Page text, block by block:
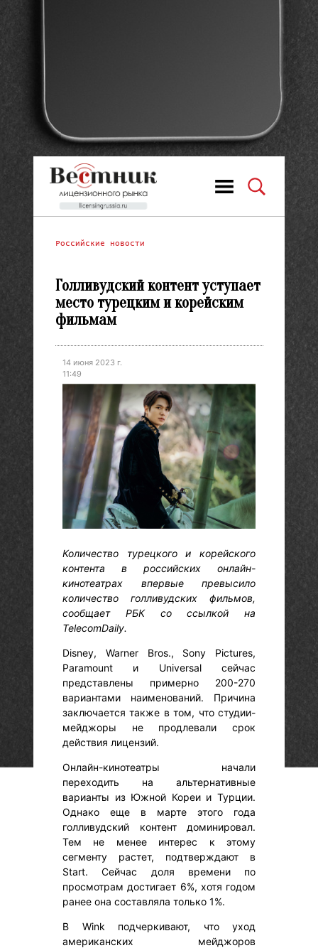
Российские новости
Голливудский контент уступает
место турецким и корейским
фильмам
14 июня 2023 г.
11:49
Количество турецкого и корейского
контента в российских онлайн-
кинотеатрах впервые превысило
количество голливудских фильмов,
сообщает РБК со ссылкой на
TelecomDaily.
Disney, Warner Bros., Sony Pictures,
Paramount и Universal сейчас
представлены примерно 200-270
вариантами наименований. Причина
заключается также в том, что студии-
мейджоры не продлевали срок
действия лицензий.
Онлайн-кинотеатры начали
переходить на альтернативные
варианты из Южной Кореи и Турции.
Однако еще в марте этого года
голливудский контент доминировал.
Тем не менее интерес к этому
сегменту растет, подтверждают в
Start. Сейчас доля времени по
просмотрам достигает 6%, хотя годом
ранее она составляла только 1%.
В Wink подчеркивают, что уход
американских мейджоров